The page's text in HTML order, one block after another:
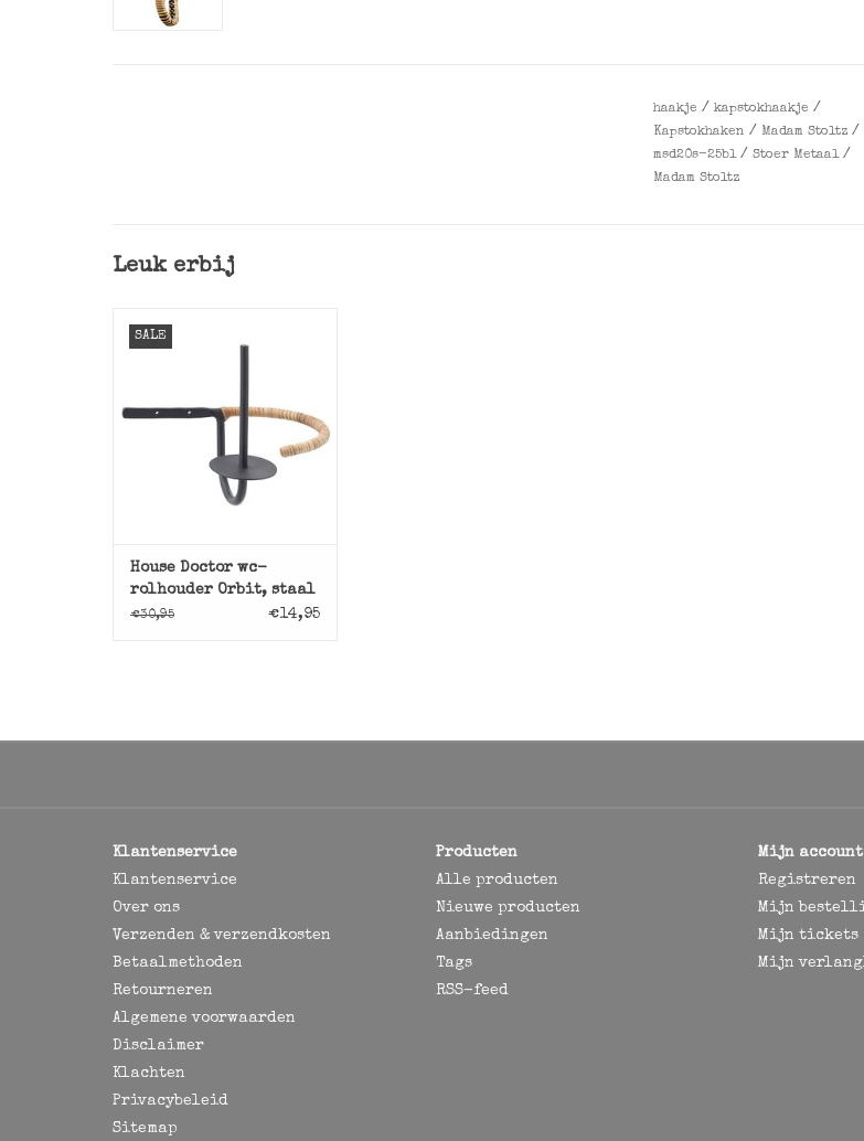
haakje / kapstokhaakje /
Kapstokhaken / Madam Stoltz /
msd20s-25bl/ Stoer Metaal/
Madam Stoltz
Leuk erbij
SALE
Orbit van House Doctor.
House Doctor wc-
rolhouder Orbit, staal
met rotan
€30,95 €14,95
Klantenservice
Klantenservice
Over ons
Verzenden & verzendkosten
Betaalmethoden
Retourneren
Algemene voorwaarden
Disclaimer
Klachten
Privacybeleid
Sitemap
Producten
Alle producten
Nieuwe producten
Aanbiedingen
Tags
RSS-feed
Mijn account
Registreren
Mijn
Mijn tickets
Mijn